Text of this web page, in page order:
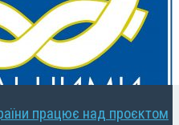
працює над проєктом